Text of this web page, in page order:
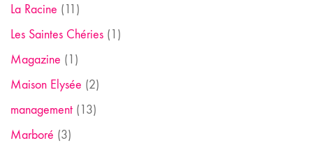
La Racine (11)
Les Saintes Chéries (1)
Magazine (1)
Maison Elysée (2)
management (13)
Marboré (3)